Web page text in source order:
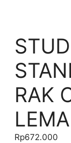
RAK
Rp672.000